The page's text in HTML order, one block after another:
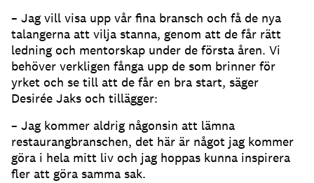
– Jag vill visa upp vår fina bransch och få de nya
talangerna att vilja stanna, genom att de får rätt
ledning och mentorskap under de första åren. Vi
behöver verkligen fånga upp de som brinner för
yrket och se till att de får en bra start, säger
Desirée Jaks och tillägger:
– Jag kommer aldrig någonsin att lämna
restaurangbranschen, det här är något jag kommer
göra i hela mitt liv och jag hoppas kunna inspirera
fler att göra samma sak.